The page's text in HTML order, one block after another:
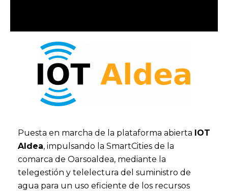
Puesta en marcha de la plataforma abierta IOT
Aldea, impulsando la SmartCities de la
comarca de Oarsoaldea, mediante la
telegestión y telelectura del suministro de
agua para un uso eficiente de los recursos